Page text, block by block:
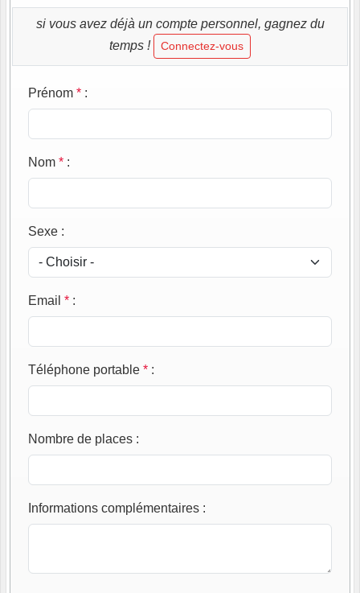
si vous avez déjà un compte personnel, gagnez du
temps !
Connectez-vous
Prénom * :
Nom * :
Sexe :
Email * :
Téléphone portable * :
Nombre de places :
Informations complémentaires :